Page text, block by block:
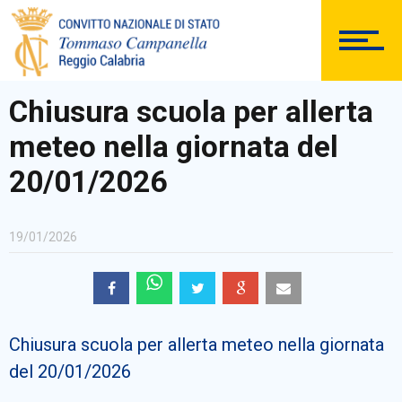
DOCUMENTAZIONE
BACHECA SINDACALE
Chiusura scuola per allerta
meteo nella giornata del
20/01/2026
19/01/2026
Chiusura scuola per allerta meteo nella giornata
del 20/01/2026